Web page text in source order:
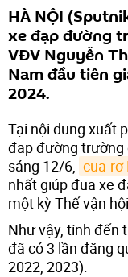
HÀ NỘI
xe đạp đường
VĐV Nguyễn
Nam đầu tiên
2024.
Tại nội dung xuất
đạp đường trường
sáng 12/6, cua-rơ
nhất giúp đua xe
một kỳ Thế vận hội.
Như vậy, tính đến
đã có 3 lần đăng
2022, 2023).